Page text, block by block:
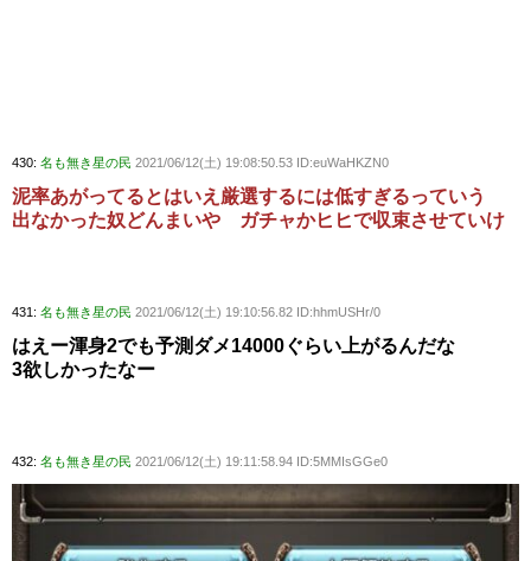
430: 名も無き星の民 2021/06/12(土) 19:08:50.53 ID:euWaHKZN0
泥率あがってるとはいえ厳選するには低すぎるっていう
出なかった奴どんまいや ガチャかヒヒで収束させていけ
431: 名も無き星の民 2021/06/12(土) 19:10:56.82 ID:hhmUSHr/0
はえー渾身2でも予測ダメ14000ぐらい上がるんだな
3欲しかったなー
432: 名も無き星の民 2021/06/12(土) 19:11:58.94 ID:5MMIsGGe0